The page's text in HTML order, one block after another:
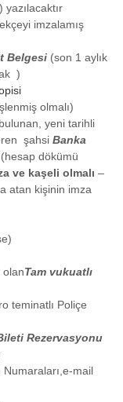
imzalamış
Belgesi (son 1 aylık
)
olmalı)
yeni tarihli
şahsi Banka
dökümü
ve kaşeli olmalı –
atan kişinin imza
olanTam vukuatlı
teminatlı Poliçe
Rezervasyonu
mail